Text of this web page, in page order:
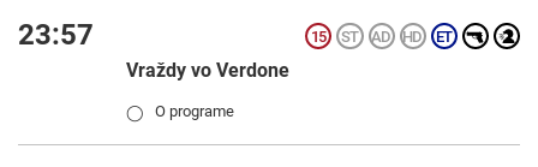
23:57
Vraždy vo Verdone
◯ O programe